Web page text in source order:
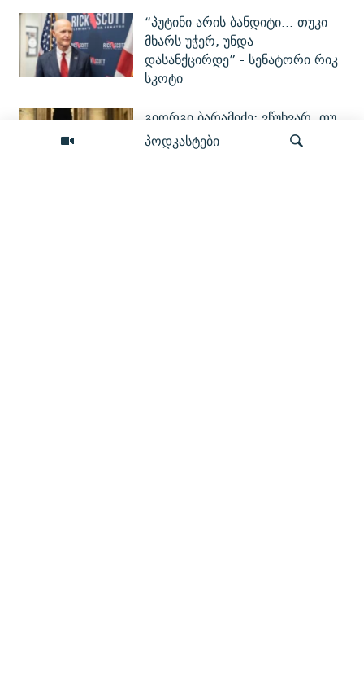
პოდკასტები
“პუტინი არის ბანდიტი... თუკი
მხარს უჭერ, უნდა
დასანქცირდე” - სენატორი რიკ
სკოტი
გიორგი ბარამიძე: ვწუხვარ, თუ
პროპაგანდის წყალობით ჩემი
ნათქვამი პატრიოტებმა